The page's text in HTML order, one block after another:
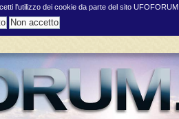
l'utilizzo dei cookie da parte del sito UFOFORUM.